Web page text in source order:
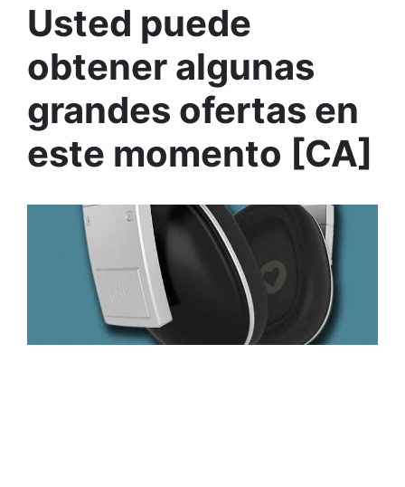
Usted puede
obtener algunas
grandes ofertas en
este momento [CA]